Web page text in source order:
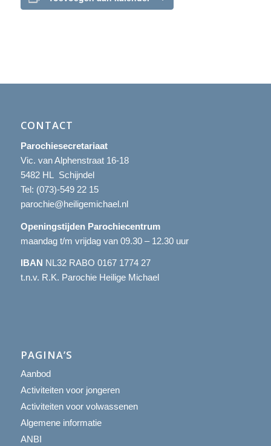
CONTACT
Parochiesecretariaat
Vic. van Alphenstraat 16-18
5482 HL Schijndel
Tel: (073)-549 22 15
parochie@heiligemichael.nl
Openingstijden Parochiecentrum
maandag t/m vrijdag van 09.30 – 12.30 uur
IBAN NL32 RABO 0167 1774 27
t.n.v. R.K. Parochie Heilige Michael
PAGINA’S
Aanbod
Activiteiten voor jongeren
Activiteiten voor volwassenen
Algemene informatie
ANBI